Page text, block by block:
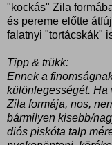
"kockás" Zila
és pereme előtte
falatnyi "tortácskák"
Tipp & trükk:
Ennek a
különlegességét. Ha
Zila formája, nos,
bármilyen kisebb/
diós piskóta talp